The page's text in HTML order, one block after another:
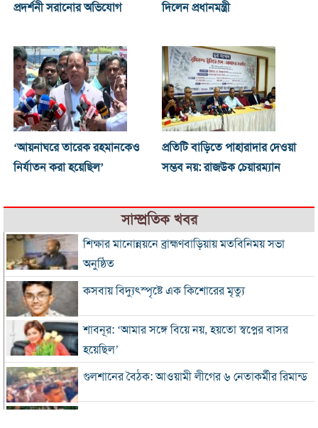
প্রদর্শনী সরানোর অভিযোগ
দিলেন প্রধানমন্ত্রী
‘আয়নাঘরে তারেক রহমানকেও
নির্যাতন করা হয়েছিল’
প্রতিটি বাড়িতে পাহারাদার দেওয়া
সম্ভব নয়: রাজউক চেয়ারম্যান
সাম্প্রতিক খবর
শিক্ষার মানোন্নয়নে ব্রাহ্মণবাড়িয়ায় মতবিনিময় সভা
অনুষ্ঠিত
কসবায় বিদ্যুৎস্পৃষ্টে এক কিশোরের মৃত্যু
শাবনূর: ‘আমার সঙ্গে বিয়ে নয়, হয়তো স্বপ্নের বাসর
হয়েছিল’
গুলশানের বৈঠক: আওয়ামী লীগের ৬ নেতাকর্মীর রিমান্ড